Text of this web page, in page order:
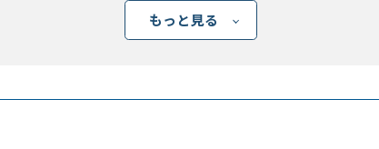
もっと見る